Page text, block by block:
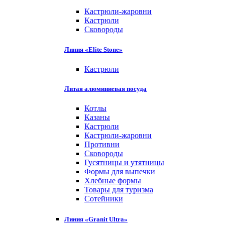
Кастрюли-жаровни
Кастрюли
Сковороды
Линия «Elite Stone»
Кастрюли
Литая алюминиевая посуда
Котлы
Казаны
Кастрюли
Кастрюли-жаровни
Противни
Сковороды
Гусятницы и утятницы
Формы для выпечки
Хлебные формы
Товары для туризма
Сотейники
Линия «Granit Ultra»